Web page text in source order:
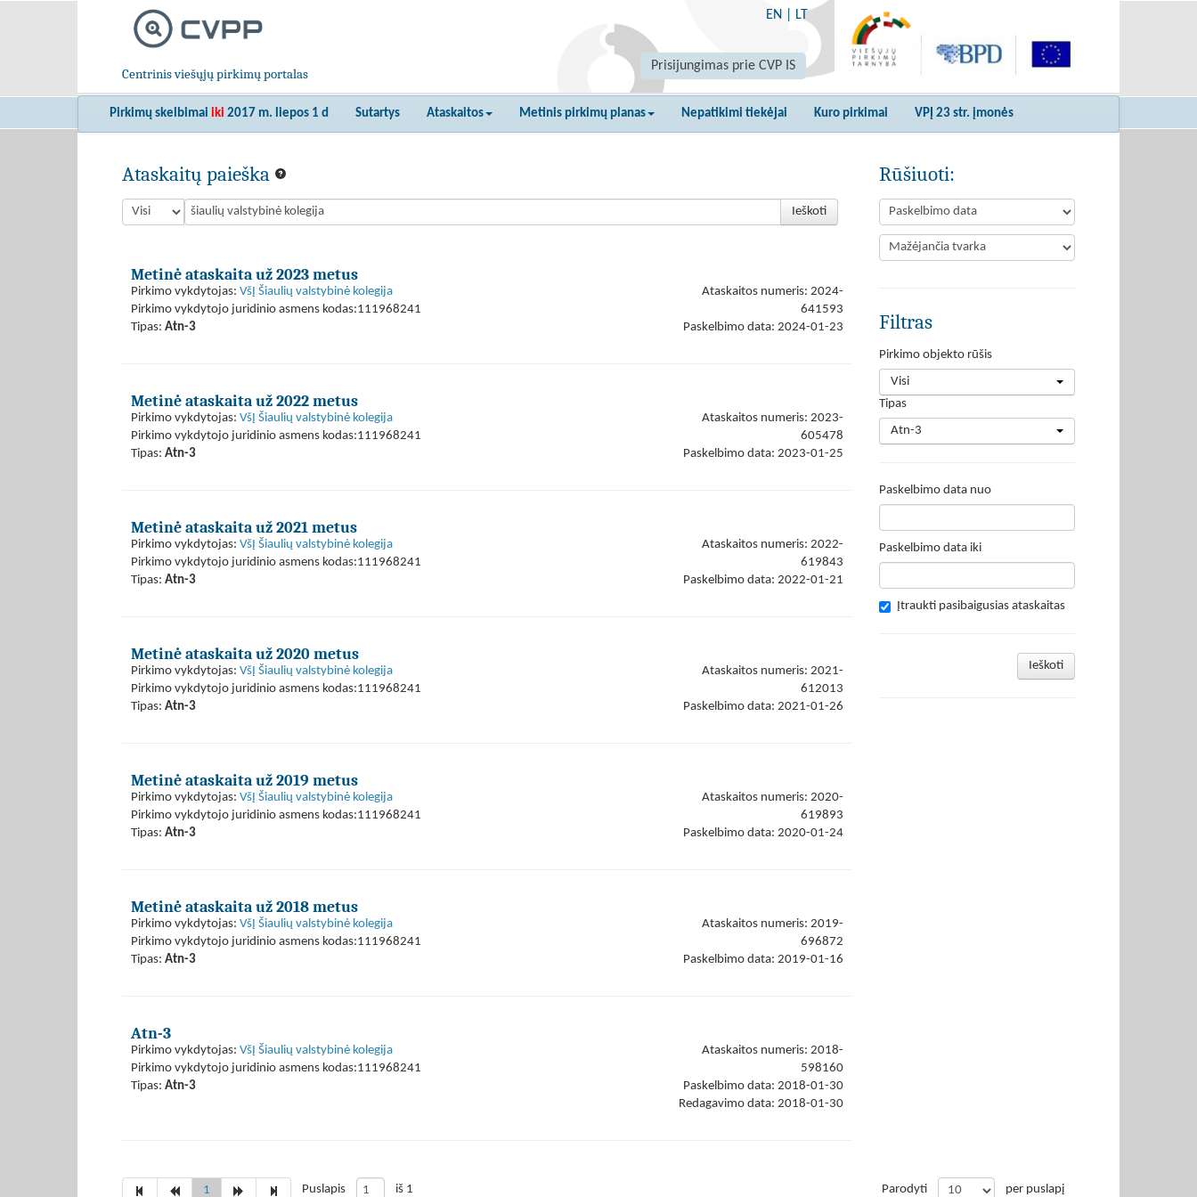
Centrinis viešųjų pirkimų portalas
EN LT
Prisijungimas prie CVP IS
Pirkimų skelbimai iki 2017 m. liepos 1 d Sutartys Ataskaitos Metinis pirkimų planas Nepatikimi tiekėjai Kuro pirkimai VPĮ 23 str. įmonės
Ataskaitų paieška
Ieškoti
Metinė ataskaita už 2023 metus
Pirkimo vykdytojas: VšĮ Šiaulių valstybinė kolegija
Pirkimo vykdytojo juridinio asmens kodas:111968241
Tipas: Atn-3
Ataskaitos numeris: 2024-
641593
Paskelbimo data: 2024-01-23
Metinė ataskaita už 2022 metus
Pirkimo vykdytojas: VšĮ Šiaulių valstybinė kolegija
Pirkimo vykdytojo juridinio asmens kodas:111968241
Tipas: Atn-3
Ataskaitos numeris: 2023-
605478
Paskelbimo data: 2023-01-25
Metinė ataskaita už 2021 metus
Pirkimo vykdytojas: VšĮ Šiaulių valstybinė kolegija
Pirkimo vykdytojo juridinio asmens kodas:111968241
Tipas: Atn-3
Ataskaitos numeris: 2022-
619843
Paskelbimo data: 2022-01-21
Metinė ataskaita už 2020 metus
Pirkimo vykdytojas: VšĮ Šiaulių valstybinė kolegija
Pirkimo vykdytojo juridinio asmens kodas:111968241
Tipas: Atn-3
Ataskaitos numeris: 2021-
612013
Paskelbimo data: 2021-01-26
Metinė ataskaita už 2019 metus
Pirkimo vykdytojas: VšĮ Šiaulių valstybinė kolegija
Pirkimo vykdytojo juridinio asmens kodas:111968241
Tipas: Atn-3
Ataskaitos numeris: 2020-
619893
Paskelbimo data: 2020-01-24
Metinė ataskaita už 2018 metus
Pirkimo vykdytojas: VšĮ Šiaulių valstybinė kolegija
Pirkimo vykdytojo juridinio asmens kodas:111968241
Tipas: Atn-3
Ataskaitos numeris: 2019-
696872
Paskelbimo data: 2019-01-16
Atn-3
Pirkimo vykdytojas: VšĮ Šiaulių valstybinė kolegija
Pirkimo vykdytojo juridinio asmens kodas:111968241
Tipas: Atn-3
Ataskaitos numeris: 2018-
598160
Paskelbimo data: 2018-01-30
Redagavimo data: 2018-01-30
Rūšiuoti:
Filtras
Pirkimo objekto rūšis
Visi
Tipas
Atn-3
Paskelbimo data nuo
Paskelbimo data iki
Įtraukti pasibaigusias ataskaitas
Ieškoti
1 Puslapis iš 1 Parodyti per puslapį